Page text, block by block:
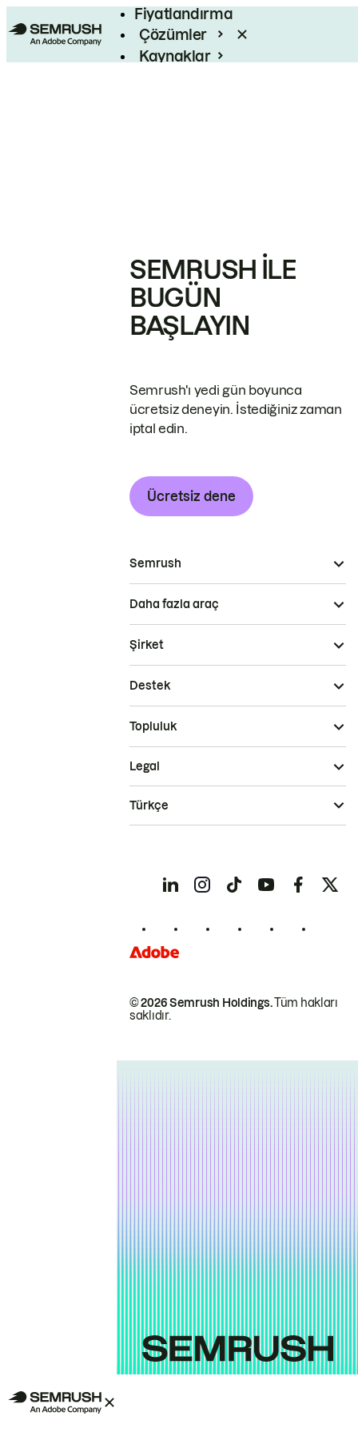
Fiyatlandırma
Çözümler
Kaynaklar
SEMRUSH ILE
BUGÜN
BAŞLAYIN
Semrush'ı yedi gün boyunca
ücretsiz deneyin. İstediğiniz zaman
iptal edin.
Ücretsiz dene
Semrush
Daha fazla araç
Şirket
Destek
Topluluk
© 2026 Semrush Holdings.Tüm hakları
saklıdır.
Legal
Türkçe